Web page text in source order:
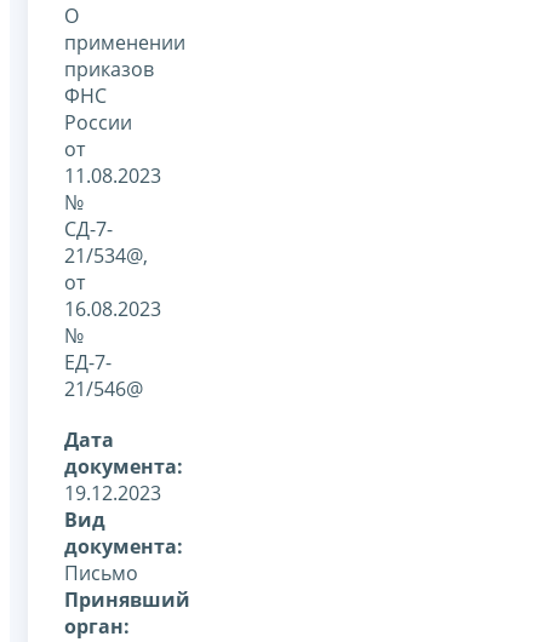
О
применении
приказов
ФНС
России
от
11.08.2023
№
СД-7-
21/534@,
от
16.08.2023
№
ЕД-7-
21/546@
Дата
документа:
19.12.2023
Вид
документа:
Письмо
Принявший
орган: